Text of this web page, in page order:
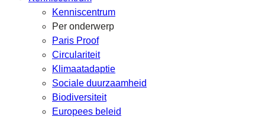
Kenniscentrum
Per onderwerp
Paris Proof
Circulariteit
Klimaatadaptie
Sociale duurzaamheid
Biodiversiteit
Europees beleid